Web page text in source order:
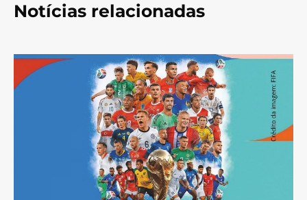
Notícias relacionadas